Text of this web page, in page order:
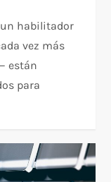
un habilitador
vez más
están
para